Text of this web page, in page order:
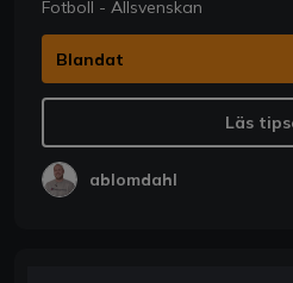
Fotboll - Allsvenskan
Blandat
Läs
ablomdahl